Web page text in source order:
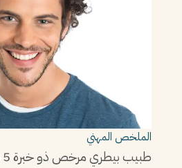
الملخص المهني